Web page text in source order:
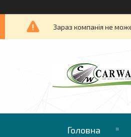
Зараз компанія не
Головна